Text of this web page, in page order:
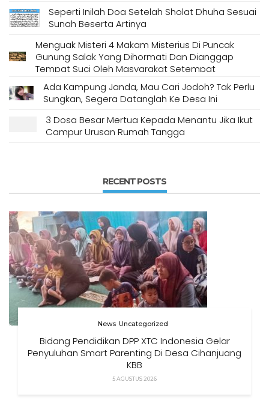
Seperti Inilah Doa Setelah Sholat Dhuha Sesuai
Sunah Beserta Artinya
Menguak Misteri 4 Makam Misterius Di Puncak
Gunung Salak Yang Dihormati Dan Dianggap
Tempat Suci Oleh Masyarakat Setempat
Ada Kampung Janda, Mau Cari Jodoh? Tak Perlu
Sungkan, Segera Datanglah Ke Desa Ini
3 Dosa Besar Mertua Kepada Menantu Jika Ikut
Campur Urusan Rumah Tangga
RECENT POSTS
News Uncategorized
Bidang Pendidikan DPP XTC Indonesia Gelar
Penyuluhan Smart Parenting Di Desa Cihanjuang
KBB
5 AGUSTUS 2026